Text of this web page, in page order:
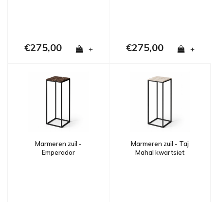
€275,00 + €275,00 +
Marmeren zuil -
Emperador
Marmeren zuil - Taj
Mahal kwartsiet